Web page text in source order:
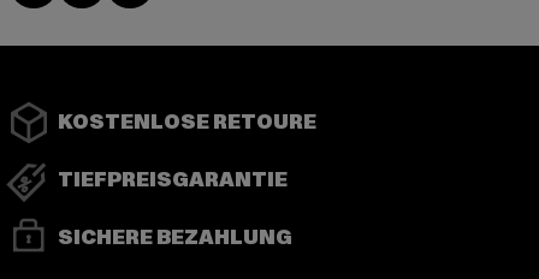
KOSTENLOSE RETOURE
TIEFPREISGARANTIE
SICHERE BEZAHLUNG